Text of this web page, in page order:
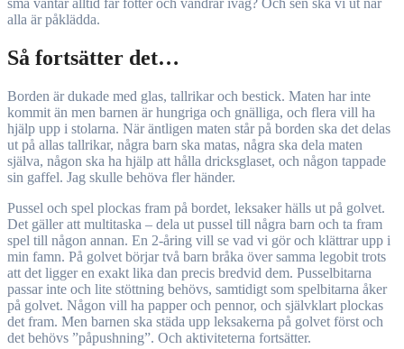
små vantar alltid får fötter och vandrar iväg? Och sen ska vi ut när
alla är påklädda.
Så fortsätter det…
Borden är dukade med glas, tallrikar och bestick. Maten har inte
kommit än men barnen är hungriga och gnälliga, och flera vill ha
hjälp upp i stolarna. När äntligen maten står på borden ska det delas
ut på allas tallrikar, några barn ska matas, några ska dela maten
själva, någon ska ha hjälp att hålla dricksglaset, och någon tappade
sin gaffel. Jag skulle behöva fler händer.
Pussel och spel plockas fram på bordet, leksaker hälls ut på golvet.
Det gäller att multitaska – dela ut pussel till några barn och ta fram
spel till någon annan. En 2-åring vill se vad vi gör och klättrar upp i
min famn. På golvet börjar två barn bråka över samma legobit trots
att det ligger en exakt lika dan precis bredvid dem. Pusselbitarna
passar inte och lite stöttning behövs, samtidigt som spelbitarna åker
på golvet. Någon vill ha papper och pennor, och självklart plockas
det fram. Men barnen ska städa upp leksakerna på golvet först och
det behövs ”påpushning”. Och aktiviteterna fortsätter.